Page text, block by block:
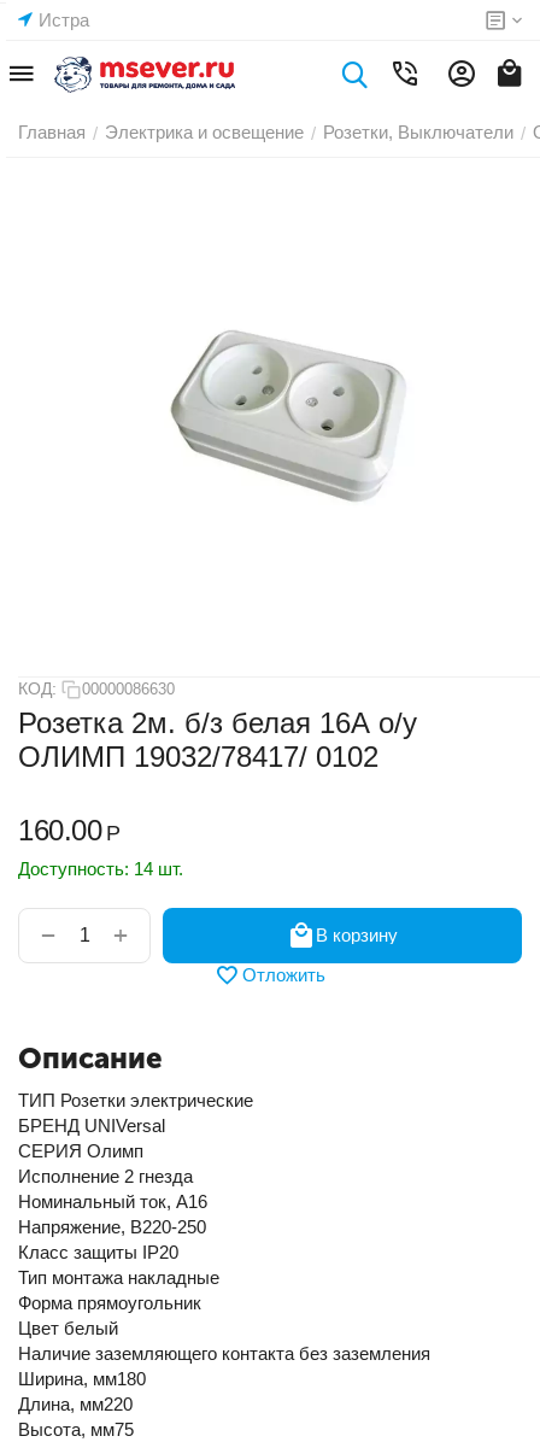
Истра
Главная / Электрика и освещение / Розетки, Выключатели /
КОД: 00000086630
Розетка 2м. б/з белая 16А о/у
ОЛИМП 19032/78417/ 0102
160.00 Р
Доступность: 14 шт.
+
−
В корзину
Отложить
Описание
ТИП Розетки электрические
БРЕНД UNIVersal
СЕРИЯ Олимп
Исполнение 2 гнезда
Номинальный ток, А16
Напряжение, В220-250
Класс защиты IP20
Тип монтажа накладные
Форма прямоугольник
Цвет белый
Наличие заземляющего контакта без заземления
Ширина, мм180
Длина, мм220
Высота, мм75